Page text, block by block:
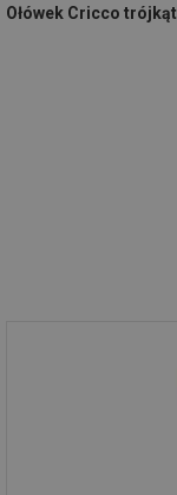
Ołówek Cricco